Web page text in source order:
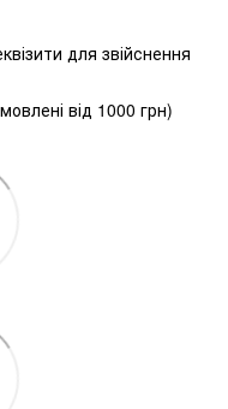
для звійснення
від 1000 грн)